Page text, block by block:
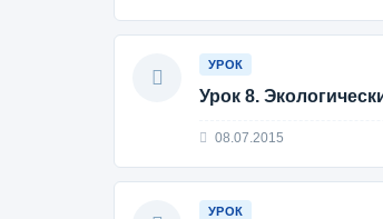
УРОК
Урок 8.
08.07.2015
УРОК